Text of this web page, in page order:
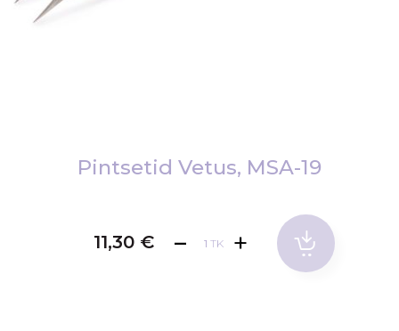
Pintsetid Vetus, MSA-19
11,30 € TK